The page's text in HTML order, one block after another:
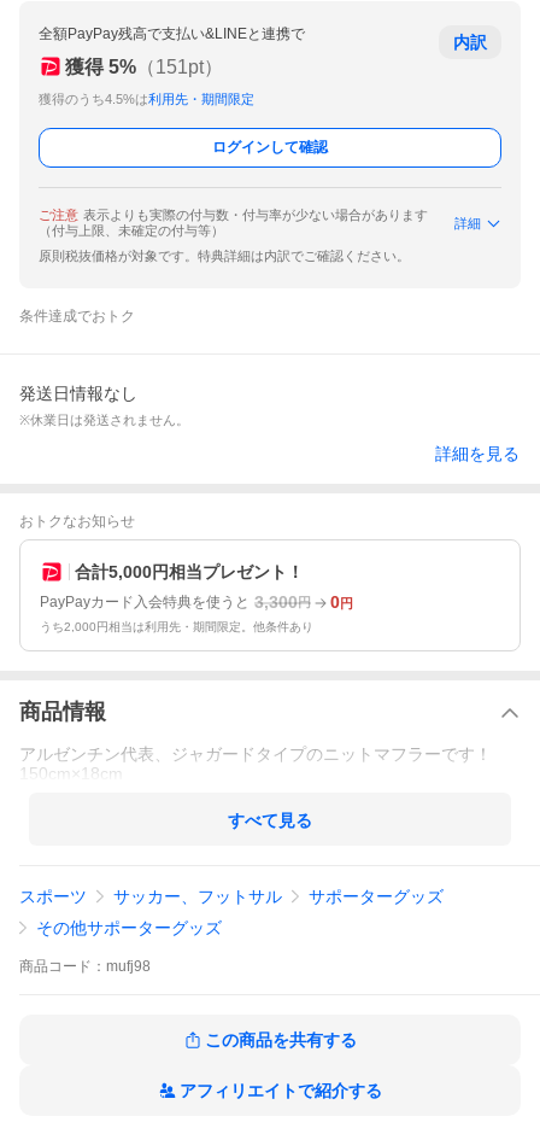
全額PayPay残高で支払い&LINEと連携で
獲得 5% （151pt）
獲得のうち4.5%は利用先・期間限定
内訳
ログインして確認
ご注意 表示よりも実際の付与数・付与率が少ない場合があります
（付与上限、未確定の付与等）
詳細
原則税抜価格が対象です。特典詳細は内訳でご確認ください。
条件達成でおトク
発送日情報なし
※休業日は発送されません。
詳細を見る
おトクなお知らせ
合計5,000円相当プレゼント！
PayPayカード入会特典を使うと 3,300円 0円
うち2,000円相当は利用先・期間限定。他条件あり
商品情報
アルゼンチン代表、ジャガードタイプのニットマフラーです！
150cm×18cm
すべて見る
スポーツ サッカー、フットサル
サポーターグッズ
その他サポーターグッズ
商品 コード： mufj98
この商品を共有する
アフィリエイトで紹介する